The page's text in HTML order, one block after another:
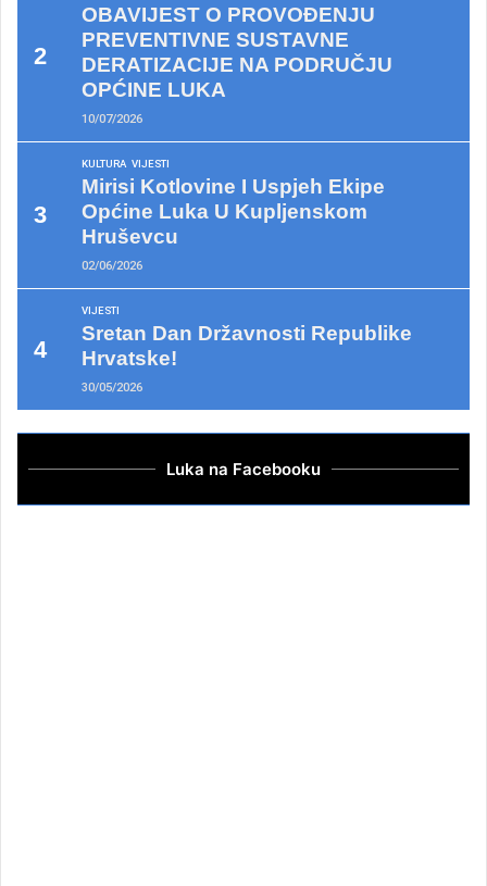
OBAVIJEST O PROVOĐENJU
PREVENTIVNE SUSTAVNE
DERATIZACIJE NA PODRUČJU
OPĆINE LUKA
10/07/2026
KULTURA VIJESTI
Mirisi Kotlovine I Uspjeh Ekipe
Općine Luka U Kupljenskom
Hruševcu
02/06/2026
VIJESTI
Sretan Dan Državnosti Republike
Hrvatske!
30/05/2026
Luka na Facebooku